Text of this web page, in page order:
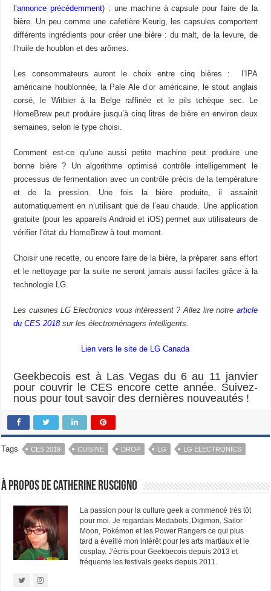
l’annonce précédemment) : une machine à capsule pour faire de la
bière. Un peu comme une cafetière Keurig, les capsules comportent
différents ingrédients pour créer une bière : du malt, de la levure, de
l’huile de houblon et des arômes.
Les consommateurs auront le choix entre cinq bières : l’IPA
américaine houblonnée, la Pale Ale d’or américaine, le stout anglais
corsé, le Witbier à la Belge raffinée et le pils tchèque sec. Le
HomeBrew peut produire jusqu’à cinq litres de bière en environ deux
semaines, selon le type choisi.
Comment est-ce qu’une aussi petite machine peut produire une
bonne bière ? Un algorithme optimisé contrôle intelligemment le
processus de fermentation avec un contrôle précis de la température
et de la pression. Une fois la bière produite, il assainit
automatiquement en n’utilisant que de l’eau chaude. Une application
gratuite (pour les appareils Android et iOS) permet aux utilisateurs de
vérifier l’état du HomeBrew à tout moment.
Choisir une recette, ou encore faire de la bière, la préparer sans effort
et le nettoyage par la suite ne seront jamais aussi faciles grâce à la
technologie LG.
Les cuisines LG Electronics vous intéressent ? Allez lire notre article
du CES 2018sur les électroménagers intelligents.
Lien vers le site de LG Canada
Geekbecois est à Las Vegas du 6 au 11 janvier
pour couvrir le CES encore cette année. Suivez-
nous pour tout savoir des dernières nouveautés !
Tags CES 2019 CUISINE DROP LG LG ELECTRONICS
À propos de Catherine Ruscigno
La passion pour la culture geek a commencé très tôt
pour moi. Je regardais Medabots, Digimon, Sailor
Moon, Pokémon et les Power Rangers ce qui plus
tard a éveillé mon intérêt pour les arts martiaux et le
cosplay. J'écris pour Geekbecois depuis 2013 et
fréquente les festivals geeks depuis 2011.